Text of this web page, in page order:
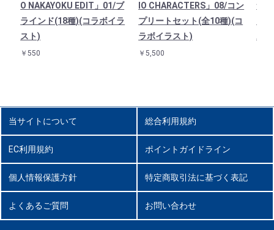
O NAKAYOKU EDIT」01/ブ
ラインド(18種)(コラボイラ
スト)
￥550
IO CHARACTERS」08/コン
プリートセット(全10種)(コ
ラボイラスト)
￥5,500
サ
当サイトについて 総合利用規約
EC利用規約 ポイントガイドライン
個人情報保護方針 特定商取引法に基づく表記
よくあるご質問 お問い合わせ